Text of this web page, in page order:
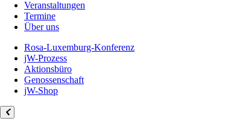
Veranstaltungen
Termine
Über uns
Rosa-Luxemburg-Konferenz
jW-Prozess
Aktionsbüro
Genossenschaft
jW-Shop